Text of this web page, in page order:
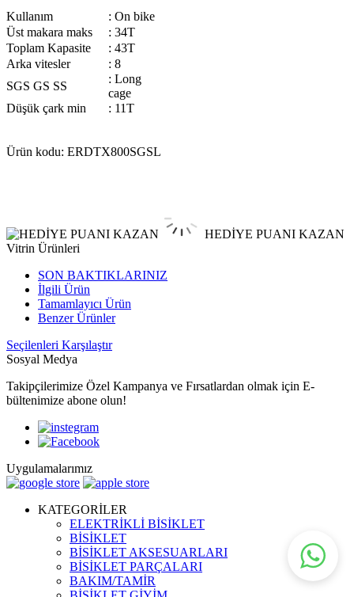
Kullanım
: On bike
Üst makara maks
: 34T
Toplam Kapasite
: 43T
Arka vitesler
: 8
SGS GS SS
: Long
cage
Düşük çark min
: 11T
Ürün kodu: ERDTX800SGSL
HEDİYE PUANI KAZAN
Vitrin Ürünleri
SON BAKTIKLARINIZ
İlgili Ürün
Tamamlayıcı Ürün
Benzer Ürünler
Seçilenleri Karşılaştır
Sosyal Medya
Takipçilerimize Özel Kampanya ve Fırsatlardan olmak için E-
bültenimize abone olun!
Uygulamalarımız
KATEGORİLER
ELEKTRİKLİ BİSİKLET
BİSİKLET
BİSİKLET AKSESUARLARI
BİSİKLET PARÇALARI
BAKIM/TAMİR